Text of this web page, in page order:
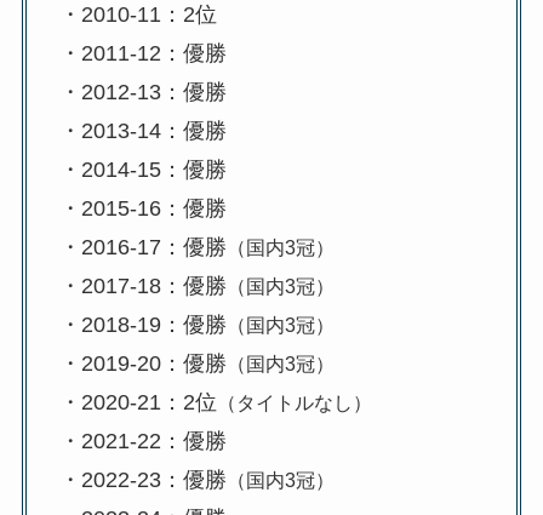
・2010-11：2位
・2011-12：優勝
・2012-13：優勝
・2013-14：優勝
・2014-15：優勝
・2015-16：優勝
・2016-17：優勝 （国内3冠）
・2017-18：優勝 （国内3冠）
・2018-19：優勝 （国内3冠）
・2019-20：優勝 （国内3冠）
・2020-21：2位 （タイトルなし）
・2021-22：優勝
・2022-23：優勝 （国内3冠）